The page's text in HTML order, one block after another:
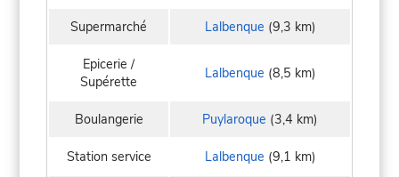
Supermarché Lalbenque (9,3 km)
Epicerie /
Supérette
Lalbenque (8,5 km)
Boulangerie Puylaroque (3,4 km)
Station service Lalbenque (9,1 km)